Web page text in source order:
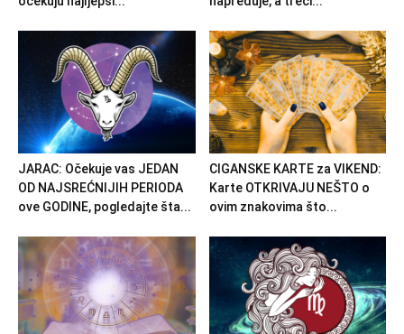
JARAC: Očekuje vas JEDAN
OD NAJSREĆNIJIH PERIODA
ove GODINE, pogledajte šta...
CIGANSKE KARTE za VIKEND:
Karte OTKRIVAJU NEŠTO o
ovim znakovima što...